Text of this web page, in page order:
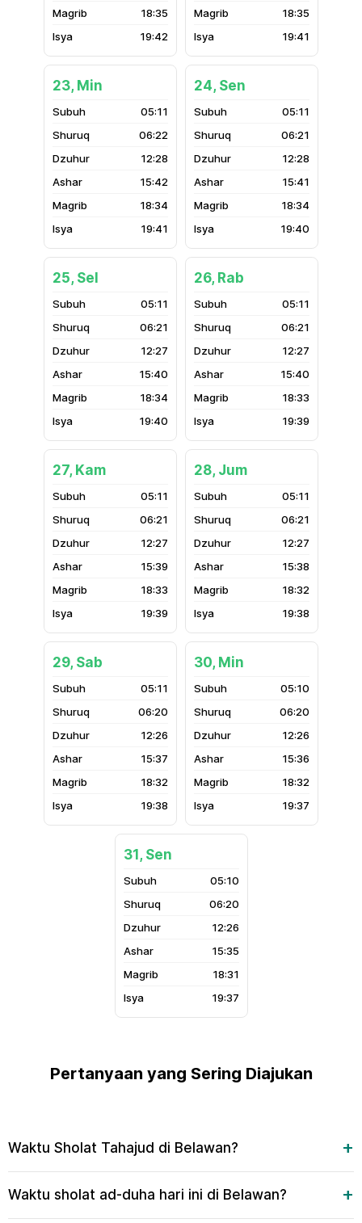
18:35
19:42
18:35
19:41
23, Min
05:11
06:22
12:28
15:42
18:34
19:41
24, Sen
05:11
06:21
12:28
15:41
18:34
19:40
25, Sel
05:11
06:21
12:27
15:40
18:34
19:40
26, Rab
05:11
06:21
12:27
15:40
18:33
19:39
27, Kam
05:11
06:21
12:27
15:39
18:33
19:39
28, Jum
05:11
06:21
12:27
15:38
18:32
19:38
29, Sab
05:11
06:20
12:26
15:37
18:32
19:38
30, Min
05:10
06:20
12:26
15:36
18:32
19:37
31, Sen
05:10
06:20
12:26
15:35
18:31
19:37
Pertanyaan yang Sering Diajukan
Waktu Sholat Tahajud di Belawan?
Waktu sholat ad-duha hari ini di Belawan?